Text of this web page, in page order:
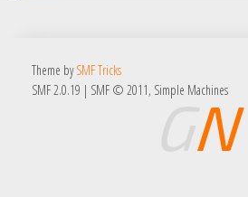
Theme bySMF Tricks
SMF 2.0.19 | SMF © 2011, Simple Machines